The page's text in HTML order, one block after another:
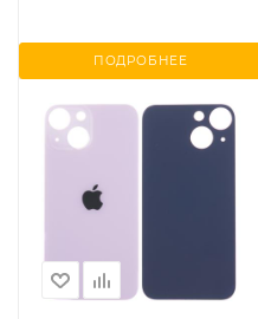
ПОДРОБНЕЕ